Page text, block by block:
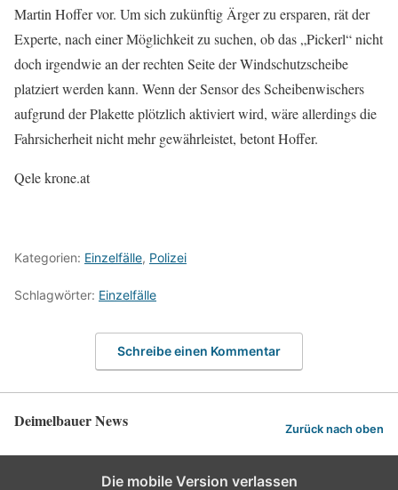
Martin Hoffer vor. Um sich zukünftig Ärger zu ersparen, rät der
Experte, nach einer Möglichkeit zu suchen, ob das „Pickerl“ nicht
doch irgendwie an der rechten Seite der Windschutzscheibe
platziert werden kann. Wenn der Sensor des Scheibenwischers
aufgrund der Plakette plötzlich aktiviert wird, wäre allerdings die
Fahrsicherheit nicht mehr gewährleistet, betont Hoffer.
Qele krone.at
Kategorien: Einzelfälle, Polizei
Schlagwörter: Einzelfälle
Schreibe einen Kommentar
Deimelbauer News Zurück nach oben
Die mobile Version verlassen